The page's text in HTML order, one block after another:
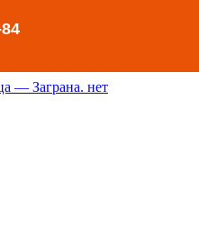
— Заграна. нет